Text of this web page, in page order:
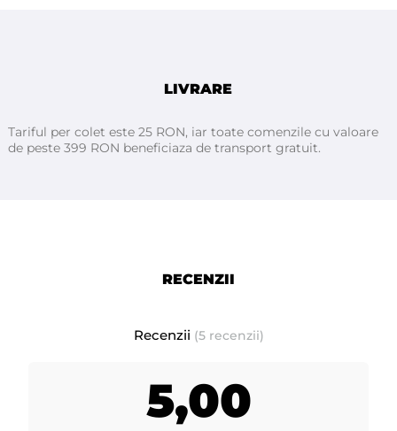
LIVRARE
Tariful per colet este 25 RON, iar toate comenzile cu valoare
de peste 399 RON beneficiaza de transport gratuit.
RECENZII
Recenzii (5 recenzii)
5,00